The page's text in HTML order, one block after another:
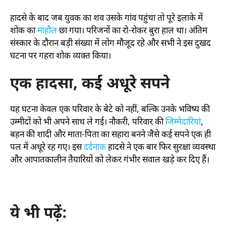
हादसे के बाद जब युवक का शव उसके गांव पहुंचा तो पूरे इलाके में
शोक कामाहौलछा गया। परिजनों का रो-रोकर बुरा हाल था। अंतिम
संस्कार के दौरान बड़ी संख्या में लोग मौजूद रहे और सभी ने इस दुखद
घटना पर गहरा शोक व्यक्त किया।
एक हादसा, कई अधूरे सपने
यह घटना केवल एक परिवार के बेटे को नहीं, बल्कि उनके भविष्य की
उम्मीदों को भी अपने साथ ले गई। नौकरी, परिवार कीजिम्मेदारियां,
बहन की शादी और माता-पिता का सहारा बनने जैसे कई सपने एक ही
पल में अधूरे रह गए। इसदर्दनाकहादसे ने एक बार फिर सुरक्षा व्यवस्था
और आपातकालीन तैयारियों को लेकर गंभीर सवाल खड़े कर दिए हैं।
ये भी पढ़ें: